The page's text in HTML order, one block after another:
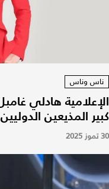
ناس وناس
كبير المذيعين الدوليين
30 تموز 2025